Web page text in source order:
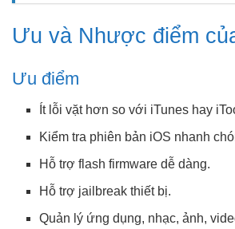
Ưu và Nhược điểm
Ưu điểm
Ít lỗi vặt hơn so với iTunes hay
Kiểm tra phiên bản iOS nhanh
Hỗ trợ flash firmware dễ dàng.
Hỗ trợ jailbreak thiết bị.
Quản lý ứng dụng, nhạc, ảnh,